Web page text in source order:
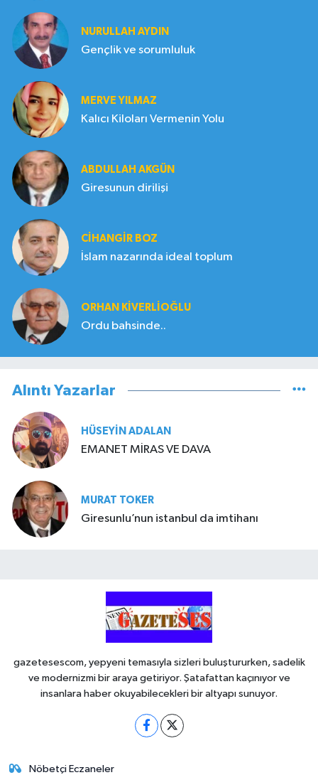
NURULLAH AYDIN
Gençlik ve sorumluluk
MERVE YILMAZ
Kalıcı Kiloları Vermenin Yolu
ABDULLAH AKGÜN
Giresunun dirilişi
CIHANGIR BOZ
İslam nazarında ideal toplum
ORHAN KIVERLIOĞLU
Ordu bahsinde..
Alıntı Yazarlar
HÜSEYIN ADALAN
EMANET MİRAS VE DAVA
MURAT TOKER
Giresunlu’nun istanbul da imtihanı
gazetesescom, yepyeni temasıyla sizleri buluştururken, sadelik
ve modernizmi bir araya getiriyor. Şatafattan kaçınıyor ve
insanlara haber okuyabilecekleri bir altyapı sunuyor.
Nöbetçi Eczaneler